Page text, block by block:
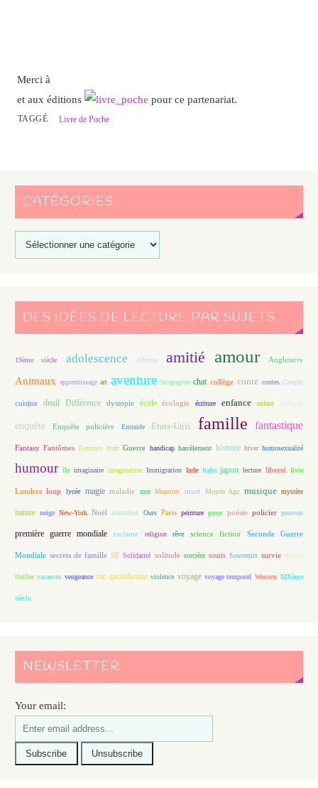
Merci à
et aux éditions
pour ce partenariat.
TAGGÉ Livre de Poche
CATÉGORIES
DES IDÉES DE LECTURE PAR SUJETS
19ème siècle adolescence Afrique amitié amour Angleterre
Animaux apprentissage art aventure biographie chat collège conte contes Couple
cuisine deuil Différence dystopie école écologie écriture enfance enfant
enquête Enquête policière Entraide Etats-Unis famille fantastique
Fantasy Fantômes Femmes forêt Guerre handicap harcèlement histoire hiver homosexualité
humour île imaginaire imagination Immigration Inde Italie japon lecture liberté livre
Londres loup lycée magie maladie mer Meurtres mort Moyen Age musique mystère
nature neige New-York Noël nouvelles Ours Paris peinture peur poésie policier pouvoir
première guerre mondiale racisme religion rêve science fiction Seconde Guerre
Mondiale secrets de famille SF Solidarité solitude sorcière souris Souvenirs survie théâtre
thriller vacances vengeance vie quotidienne violence voyage voyage temporel Western XIXème
siècle
NEWSLETTER
Your email: